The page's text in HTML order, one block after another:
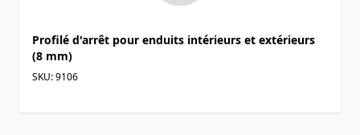
Profilé d'arrêt pour enduits intérieurs et extérieurs
(8 mm)
SKU: 9106